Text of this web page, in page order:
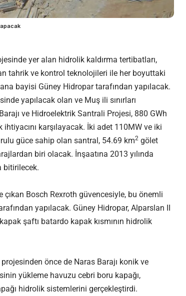
yer alan hidrolik kaldırma tertibatları,
tahrik ve kontrol teknolojileri ile her boyuttaki
bayisi Güney Hidropar tarafından yapılacak.
yapılacak olan ve Muş ili sınırları
ve Hidroelektrik Santrali Projesi, 880 GWh
karşılayacak. İki adet 110MW ve iki
güce sahip olan santral, 54.69 km2 gölet
biri olacak. İnşaatına 2013 yılında
bitirilecek.
Bosch Rexroth güvencesiyle, bu önemli
yapılacak. Güney Hidropar, Alparslan II
şaftı batardo kapak kısmının hidrolik
önce de Naras Barajı konik ve
yükleme havuzu cebri boru kapağı,
hidrolik sistemlerini gerçekleştirdi.